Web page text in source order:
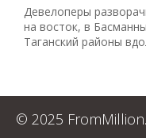
Девелоперы
на восток, в
Таганский районы
© 2025